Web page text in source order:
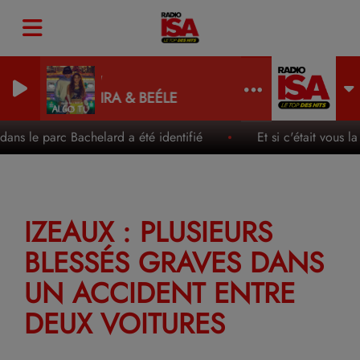
Algo tu
SHAKIRA & BEÉLE
parc Bachelard a été identifié Et si c'était vous la
IZEAUX : PLUSIEURS
BLESSÉS GRAVES DANS
UN ACCIDENT ENTRE
DEUX VOITURES